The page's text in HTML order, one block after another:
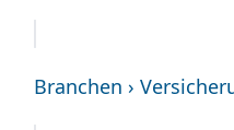
Branchen ›